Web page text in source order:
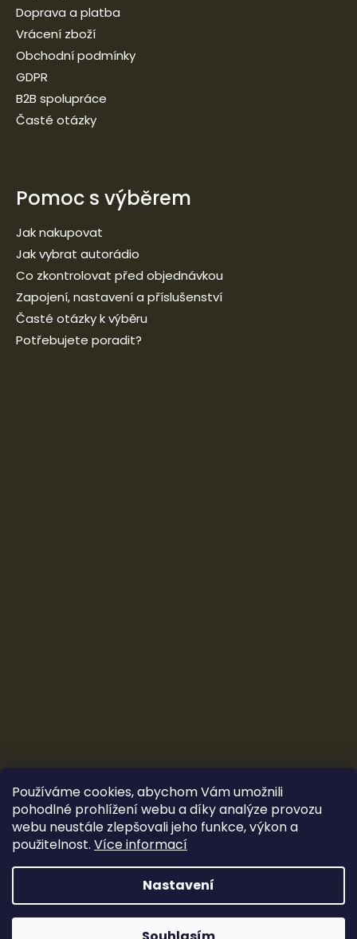
Používáme cookies, abychom Vám umožnili
pohodlné prohlížení webu a díky analýze provozu
webu neustále zlepšovali jeho funkce, výkon a
použitelnost. Více informací
Nastavení
Doprava a platba
Vrácení zboží
Obchodní podmínky
GDPR
B2B spolupráce
Časté otázky
Pomoc s výběrem
Jak nakupovat
Jak vybrat autorádio
Co zkontrolovat před objednávkou
Zapojení, nastavení a příslušenství
Časté otázky k výběru
Potřebujete poradit?
Vytvořil Shoptet&Ludec
Copyright 2026CarTune Stereo s.r.o.. Všechna práva
vyhrazena.